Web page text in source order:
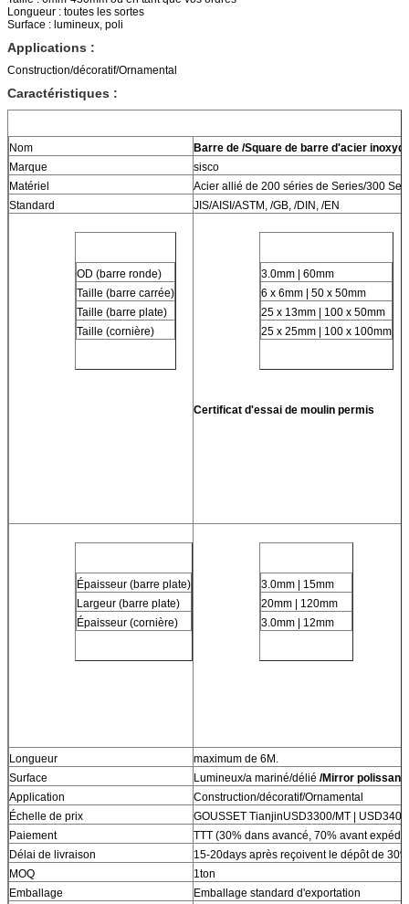
Longueur : toutes les sortes
Surface : lumineux, poli
Applications :
Construction/décoratif/Ornamental
Caractéristiques :
Nom
Barre de /Square de barre d'acier
Marque
sisco
Matériel
Acier allié de 200 séries de Series/300
Standard
JIS/AISI/ASTM, /GB, /DIN, /EN
OD (barre ronde)
Taille (barre carrée)
Taille (barre plate)
Taille (cornière)
3.0mm | 60mm
6 x 6mm | 50 x 50mm
25 x 13mm | 100 x 50mm
25 x 25mm | 100 x 100mm
Certificat d'essai de moulin permis
Épaisseur (barre plate)
Largeur (barre plate)
Épaisseur (cornière)
3.0mm | 15mm
20mm | 120mm
3.0mm | 12mm
Longueur
maximum de 6M.
Surface
Lumineux/a mariné/délié /Mirror polissant
Application
Construction/décoratif/Ornamental
Échelle de prix
GOUSSET TianjinUSD3300/MT |
Paiement
TTT (30% dans avancé, 70% avant
Délai de livraison
15-20days après reçoivent le dépôt de
MOQ
1ton
Emballage
Emballage standard d'exportation